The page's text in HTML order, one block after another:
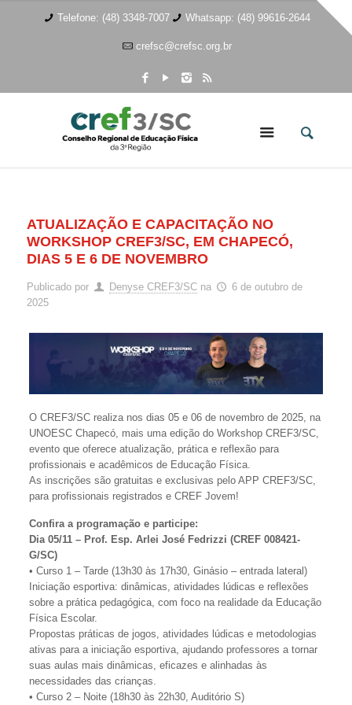
Telefone: (48) 3348-7007 Whatsapp: (48) 99616-2644
crefsc@crefsc.org.br
ATUALIZAÇÃO E CAPACITAÇÃO NO
WORKSHOP CREF3/SC, EM CHAPECÓ,
DIAS 5 E 6 DE NOVEMBRO
Publicado por Denyse CREF3/SC na
6 de outubro de
2025
O CREF3/SC realiza nos dias 05 e 06 de novembro de 2025, na
UNOESC Chapecó, mais uma edição do Workshop CREF3/SC,
evento que oferece atualização, prática e reflexão para
profissionais e acadêmicos de Educação Física.
As inscrições são gratuitas e exclusivas pelo APP CREF3/SC,
para profissionais registrados e CREF Jovem!
Confira a programação e participe:
Dia 05/11 – Prof. Esp. Arlei José Fedrizzi (CREF 008421-
G/SC)
• Curso 1 – Tarde (13h30 às 17h30, Ginásio – entrada lateral)
Iniciação esportiva: dinâmicas, atividades lúdicas e reflexões
sobre a prática pedagógica, com foco na realidade da Educação
Física Escolar.
Propostas práticas de jogos, atividades lúdicas e metodologias
ativas para a iniciação esportiva, ajudando professores a tornar
suas aulas mais dinâmicas, eficazes e alinhadas às
necessidades das crianças.
• Curso 2 – Noite (18h30 às 22h30, Auditório S)